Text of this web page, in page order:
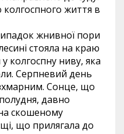
колгоспного життя в
жнивної пори
стояла на краю
колгоспну ниву, яка
Серпневий день
Сонце, що
давно
скошеному
що прилягала до